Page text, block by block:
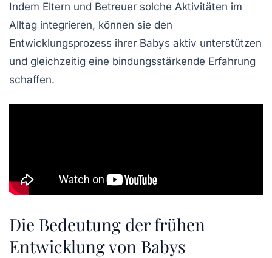
Indem Eltern und Betreuer solche Aktivitäten im
Alltag integrieren, können sie den
Entwicklungsprozess ihrer Babys aktiv unterstützen
und gleichzeitig eine bindungsstärkende Erfahrung
schaffen.
Die Bedeutung der frühen
Entwicklung von Babys